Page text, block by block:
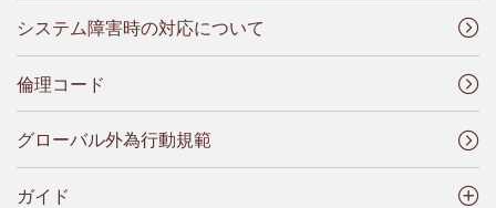
システム障害時の対応について
倫理コード
グローバル外為行動規範
ガイド